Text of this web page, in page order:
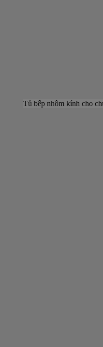
Tủ bếp nhôm kính cho